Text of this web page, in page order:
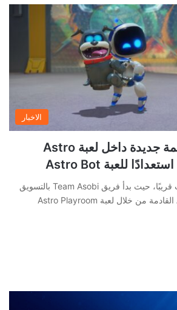
الاخبار
تحديث ومهمة جديدة داخل لعبة Astro
شهر سبتمبر بات قريبًا، حيث بدأ فريق Team Asobi بالتسويق
للعبة Astro Bot القادمة من خلال لعبة Astro Playroom